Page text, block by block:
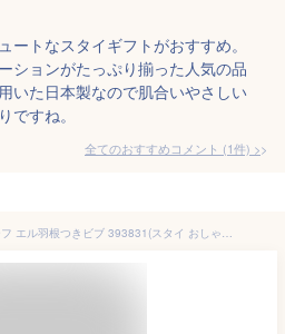
ートなスタイギフトがおすすめ。
ションがたっぷり揃った人気の品
いた日本製なので肌合いやさしい
ですね。
全てのおすすめコメント (1件) >
Boribon oeuf ボリボンウーフ エル羽根つきビブ 393831(スタイ おしゃれ ベビー 赤ちゃん ブランド よだれかけ 天使の羽 女の子 日本製 背中 羽根 プレゼント 男の子)